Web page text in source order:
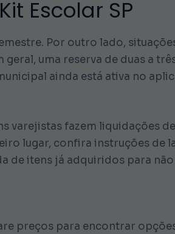
Escolar SP
Por outro lado,
uma reserva de duas a
ainda está ativa no
varejistas fazem liquidações
lugar, confira instruções de
de itens já adquiridos para
preços para encontrar